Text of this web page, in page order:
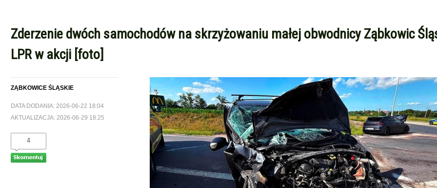
Zderzenie dwóch samochodów na skrzyżowaniu małej obwodnicy Ząbkowic
LPR w akcji [foto]
ZĄBKOWICE ŚLĄSKIE
DATA DODANIA: 2026-06-22 18:04
AKTUALIZACJA: 2026-06-29 18:25
4